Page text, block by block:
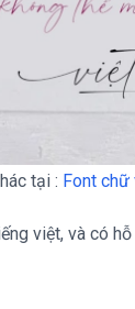
tại : Font chữ
việt, và có